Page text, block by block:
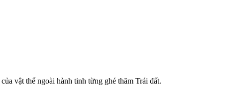
vật thể ngoài hành tinh từng ghé thăm Trái đất.